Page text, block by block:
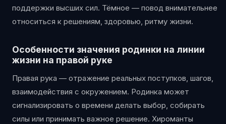
поддержки высших сил. Тёмное — повод внимательнее
относиться к решениям, здоровью, ритму жизни.
Особенности значения родинки на линии
жизни на правой руке
Правая рука — отражение реальных поступков, шагов,
взаимодействия с окружением. Родинка может
сигнализировать о времени делать выбор, собирать
силы или принимать важное решение. Хироманты